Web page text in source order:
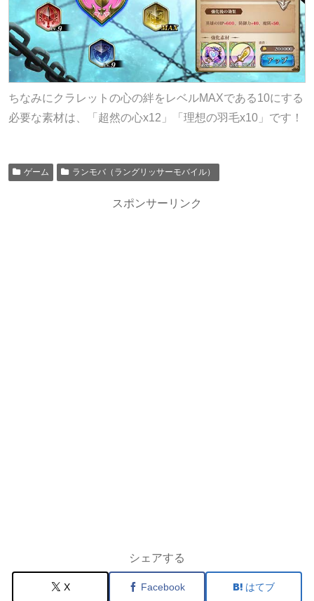
ちなみにクラレットの心の絆をレベルMAXである10にする
必要な素材は、「超然の心x12」「理想の羽毛x10」です！
ゲーム ランモバ（ラングリッサーモバイル）
スポンサーリンク
シェアする
X Facebook はてブ